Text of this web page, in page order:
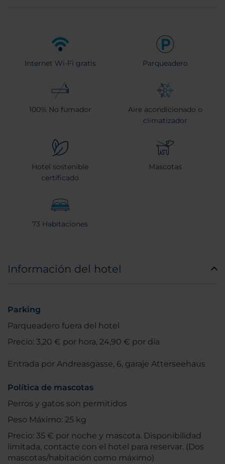
Internet Wi-Fi gratis Parqueadero
100% No fumador
Aire acondicionado o
climatizador
Hotel sostenible
certificado
Mascotas
73 Habitaciones
Información del hotel
Parking
Parqueadero fuera del hotel
Precio: 3,20 € por hora, 24,90 € por día
Entrada por Andreasgasse, 6, garaje Atterseehaus
Política de mascotas
Perros y gatos son permitidos
Peso Máximo: 25 kg
Precio: 35 € por noche y mascota. Disponibilidad
limitada, contacte con el hotel para reservar. (Dos
mascotas/habitación como máximo)